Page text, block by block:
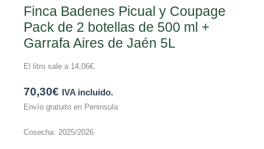
Finca Badenes Picual y Coupage
Pack de 2 botellas de 500 ml +
Garrafa Aires de Jaén 5L
El litro sale a 14,06€
70,30€ IVA incluido.
Envío gratuito en Peninsula
Cosecha: 2025/2026